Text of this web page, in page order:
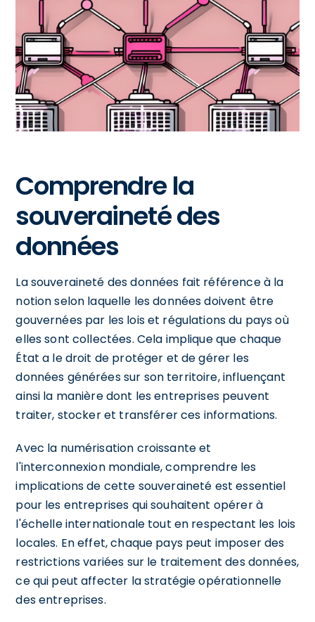
Comprendre la
souveraineté des
données
La souveraineté des données fait référence à la
notion selon laquelle les données doivent être
gouvernées par les lois et régulations du pays où
elles sont collectées. Cela implique que chaque
État a le droit de protéger et de gérer les
données générées sur son territoire, influençant
ainsi la manière dont les entreprises peuvent
traiter, stocker et transférer ces informations.
Avec la numérisation croissante et
l'interconnexion mondiale, comprendre les
implications de cette souveraineté est essentiel
pour les entreprises qui souhaitent opérer à
l'échelle internationale tout en respectant les lois
locales. En effet, chaque pays peut imposer des
restrictions variées sur le traitement des données,
ce qui peut affecter la stratégie opérationnelle
des entreprises.